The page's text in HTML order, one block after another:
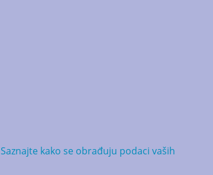
Saznajte kako se obrađuju podaci vaših